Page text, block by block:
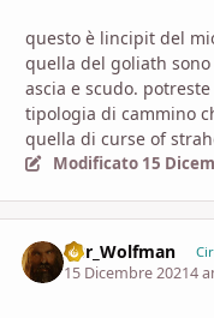
questo è lincipit del
quella del goliath
ascia e scudo.
tipologia di cammino
quella di curse of
Modificato 15
D8r_Wolfman
15 Dicembre 20214